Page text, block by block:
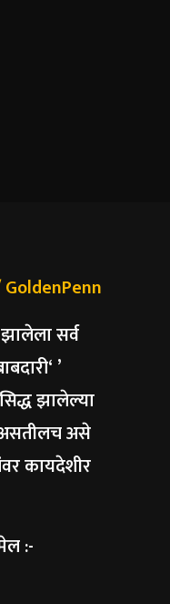
सर्व
’
झालेल्या
असे
कायदेशीर
:-